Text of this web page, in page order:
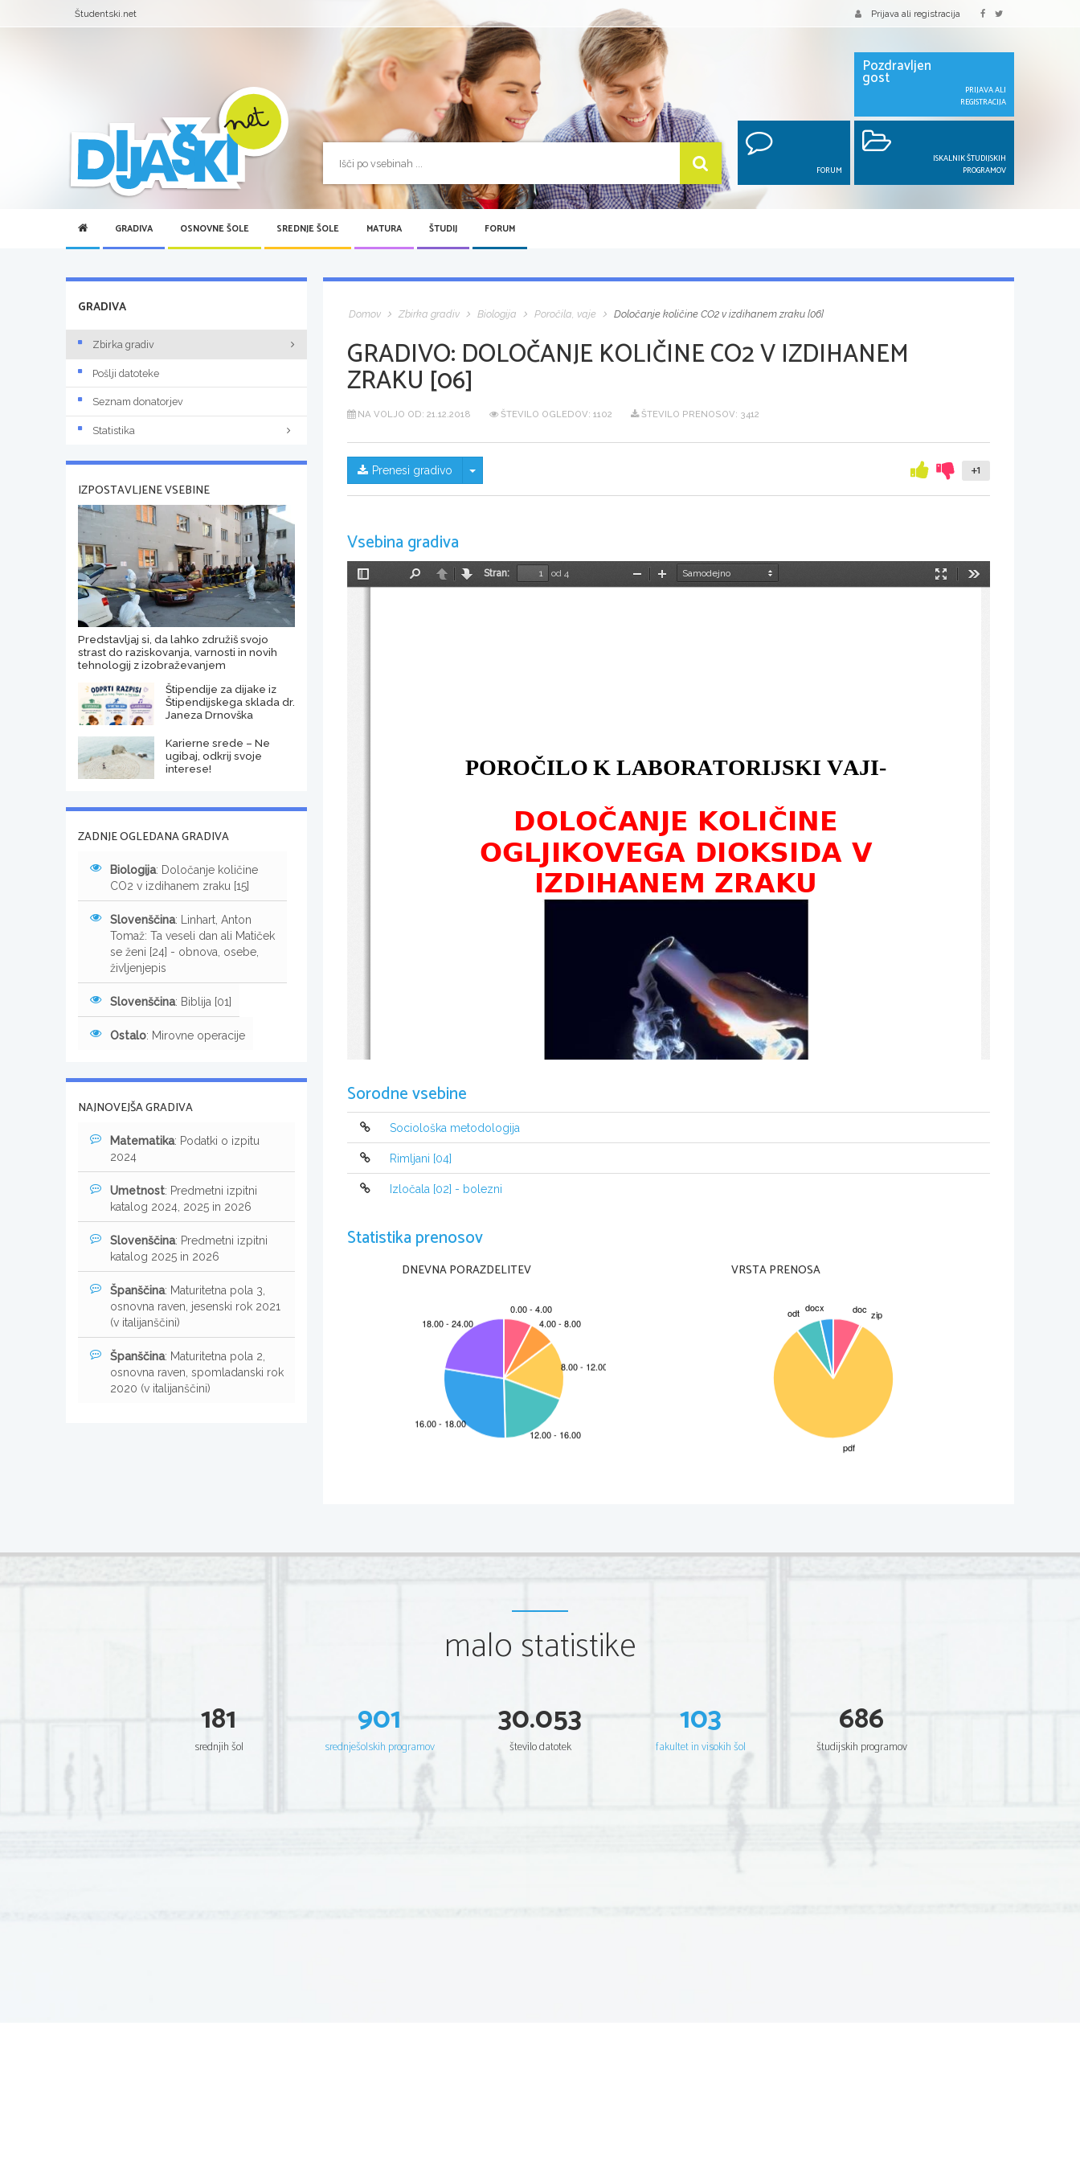
Študentski.net Prijava ali registracija
Pozdravljen
gost
PRIJAVA ALI
REGISTRACIJA
FORUM
ISKALNIK ŠTUDIJSKIH
PROGRAMOV
GRADIVA OSNOVNE ŠOLE SREDNJE ŠOLE MATURA ŠTUDIJ FORUM
Domov Zbirka gradiv Biologija Poročila, vaje Določanje količine CO2 v izdihanem zraku [06]
GRADIVO: DOLOČANJE KOLIČINE CO2 V IZDIHANEM
ZRAKU [06]
NA VOLJO OD: 21.12.2018 ŠTEVILO OGLEDOV: 1102 ŠTEVILO PRENOSOV: 3412
Prenesi gradivo Skrij/prikaži meni +1
Vsebina gradiva
Preklopi
NazajNaprej
Stran:
od 4
Način
PomanjšajPovečaj
POROČILO K LABORATORIJSKI VAJI-
DOLOČANJE KOLIČINE
OGLJIKOVEGA DIOKSIDA V
IZDIHANEM ZRAKU
Sandra Gorčan
prof. Edita Vučak
Murska Sobota,
Sorodne vsebine
Sociološka metodologija
Rimljani [04]
Izločala [02] - bolezni
Statistika prenosov
DNEVNA PORAZDELITEV VRSTA PRENOSA
GRADIVA
Zbirka gradiv
Pošlji datoteke
Seznam donatorjev
Statistika
IZPOSTAVLJENE VSEBINE
Predstavljaj si, da lahko združiš svojo
strast do raziskovanja, varnosti in novih
tehnologij z izobraževanjem
Štipendije za dijake iz
Štipendijskega sklada dr.
Janeza Drnovška
Karierne srede – Ne
ugibaj, odkrij svoje
interese!
ZADNJE OGLEDANA GRADIVA
Biologija: Določanje količine
CO2 v izdihanem zraku [15]
Slovenščina: Linhart, Anton
Tomaž: Ta veseli dan ali Matiček
se ženi [24] - obnova, osebe,
življenjepis
Slovenščina: Biblija [01]
Ostalo: Mirovne operacije
NAJNOVEJŠA GRADIVA
Matematika: Podatki o izpitu
2024
Umetnost: Predmetni izpitni
katalog 2024, 2025 in 2026
Slovenščina: Predmetni izpitni
katalog 2025 in 2026
Španščina: Maturitetna pola 3,
osnovna raven, jesenski rok 2021
(v italijanščini)
Španščina: Maturitetna pola 2,
osnovna raven, spomladanski rok
2020 (v italijanščini)
malo statistike
181
srednjih šol
901
srednješolskih programov
30.053
število datotek
103
fakultet in visokih šol
686
študijskih programov